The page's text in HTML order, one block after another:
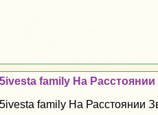
5ivesta family На Расстоянии
5ivesta family На Расстоянии